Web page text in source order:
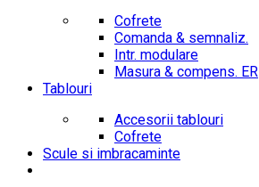
Cofrete
Comanda & semnaliz.
Intr. modulare
Masura & compens. ER
Tablouri
Accesorii tablouri
Cofrete
Scule si imbracaminte